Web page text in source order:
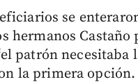
se
hermanos
patrón necesitaba
la primera opción.